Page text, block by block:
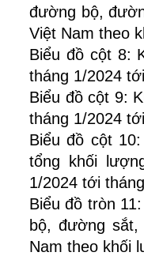
đường bộ,
Việt Nam theo
Biểu đồ cột 8:
tháng 1/2024
Biểu đồ cột 9:
tháng 1/2024
Biểu đồ cột
tổng khối
1/2024 tới
Biểu đồ tròn
bộ, đường
Nam theo khối